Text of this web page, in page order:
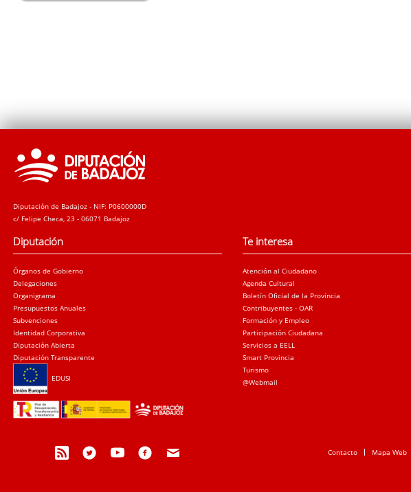
Diputación de Badajoz - NIF: P0600000D
c/ Felipe Checa, 23 - 06071 Badajoz
Diputación
Órganos de Gobierno
Delegaciones
Organigrama
Presupuestos Anuales
Subvenciones
Identidad Corporativa
Diputación Abierta
Diputación Transparente
EDUSI
Te interesa
Atención al Ciudadano
Agenda Cultural
Boletín Oficial de la Provincia
Contribuyentes - OAR
Formación y Empleo
Participación Ciudadana
Servicios a EELL
Smart Provincia
Turismo
@Webmail
Contacto Mapa Web